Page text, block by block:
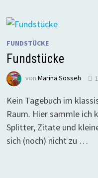
FUNDSTÜCKE
Fundstücke
von Marina Sosseh
Kein Tagebuch im
Raum. Hier sammle ich
Splitter, Zitate und
sich (noch) nicht zu …